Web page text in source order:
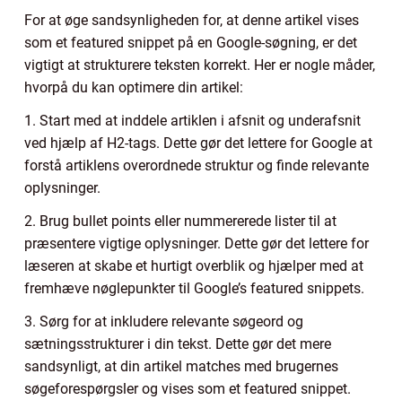
For at øge sandsynligheden for, at denne artikel vises
som et featured snippet på en Google-søgning, er det
vigtigt at strukturere teksten korrekt. Her er nogle måder,
hvorpå du kan optimere din artikel:
1. Start med at inddele artiklen i afsnit og underafsnit
ved hjælp af H2-tags. Dette gør det lettere for Google at
forstå artiklens overordnede struktur og finde relevante
oplysninger.
2. Brug bullet points eller nummererede lister til at
præsentere vigtige oplysninger. Dette gør det lettere for
læseren at skabe et hurtigt overblik og hjælper med at
fremhæve nøglepunkter til Google’s featured snippets.
3. Sørg for at inkludere relevante søgeord og
sætningsstrukturer i din tekst. Dette gør det mere
sandsynligt, at din artikel matches med brugernes
søgeforespørgsler og vises som et featured snippet.